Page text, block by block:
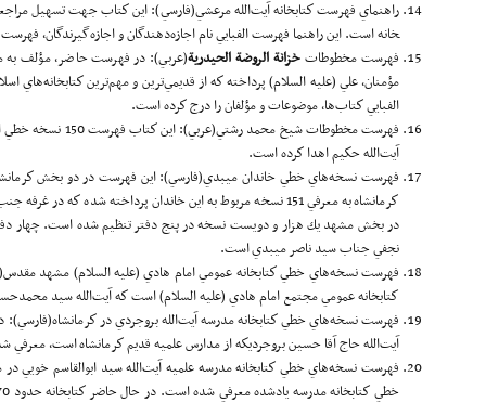
خانه است. اين راهنما فهرست الفبايي نام اجازه‌دهندگان و اجازه‌گيرندگان،
فهرست مخطوطاتخزانةالروضةالحيدرية(عربي): در فهرست حاضر، مؤلف به
مؤمنان، علي (علیه السلام) پرداخته كه از قديمي‌ترين و مهم‌ترين كتاب­خانه‌هاي
الفبايي كتاب‌ها، موضوعات و مؤلفان را درج كرده است.
فهرست مخطوطات شيخ
آيت‌الله حكيم اهدا كرده است.
فهرست نسخه‌هاي خطي خاندان ميبدي(فارسي): اين فهرست در دو بخش
كرمانشاه به معرفي 151 نسخه مربوط به اين خاندان پرداخته شده
در بخش مشهد يك هزار و دويست نسخه در پنج دفتر تنظيم شده است. چهار
نجفي جناب سيد ناصر ميبدي است.
كتاب­خانه عمومي مجتمع امام هادي (علیه السلام) است كه آيت‌الله سيد
آيت‌الله حاج آقا حسين بروجرديكه از مدارس علميه قديم كرمانشاه است،